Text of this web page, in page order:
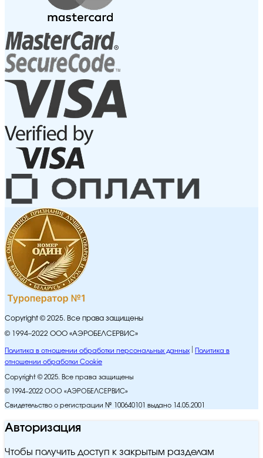
Copyright © 2025. Все права защищены
© 1994–2022 ООО «АЭРОБЕЛСЕРВИС»
Политика в отношении обработки персональных данных
Политика в
отношении обработки Cookie
Copyright © 2025. Все права защищены
© 1994–2022 ООО «АЭРОБЕЛСЕРВИС»
Свидетельство о регистрации № 100640101 выдано 14.05.2001
Авторизация
Чтобы получить доступ к закрытым разделам